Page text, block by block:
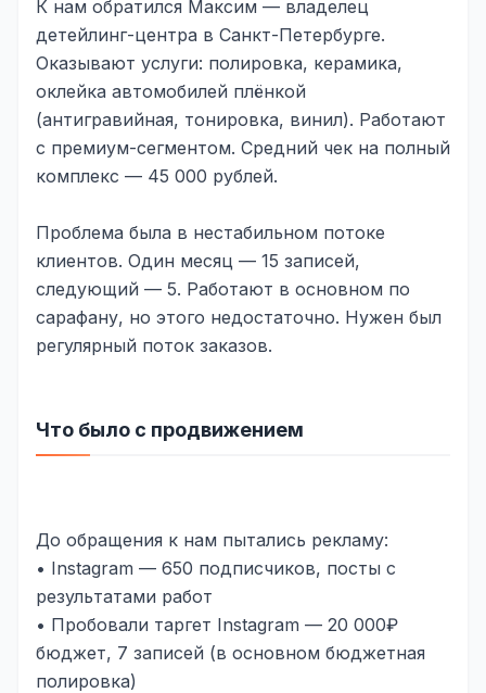
Реклама в Instagram
Реклама в Одноклассниках
ИНТЕРНЕТ-МАГАЗИНЫ
Настройка магазина
Омниканальность
1С интеграция
Платежные системы
Чат-боты
Автоворонки
Бизнес-процессы
AI Агенты
К нам обратился Максим — владелец
детейлинг-центра в Санкт-Петербурге.
Оказывают услуги: полировка, керамика,
оклейка автомобилей плёнкой
(антигравийная, тонировка, винил). Работают
с премиум-сегментом. Средний чек на полный
комплекс — 45 000 рублей.
Проблема была в нестабильном потоке
клиентов. Один месяц — 15 записей,
следующий — 5. Работают в основном по
сарафану, но этого недостаточно. Нужен был
регулярный поток заказов.
Что было с продвижением
До обращения к нам пытались рекламу:
• Instagram — 650 подписчиков, посты с
результатами работ
• Пробовали таргет Instagram — 20 000₽
бюджет, 7 записей (в основном бюджетная
полировка)